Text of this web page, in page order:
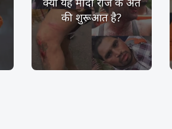
की शुरूआत है?